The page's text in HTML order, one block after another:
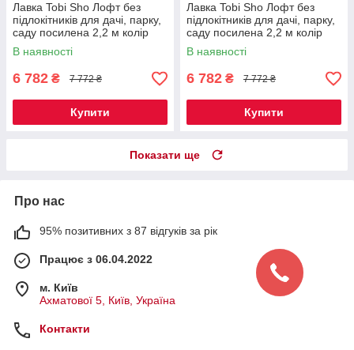
Лавка Tobi Sho Лофт без
підлокітників для дачі, парку,
саду посилена 2,2 м колір
горіх
В наявності
6 782 ₴ 7 772 ₴
Купити
Лавка Tobi Sho Лофт без
підлокітників для дачі, парку,
саду посилена 2,2 м колір
черешня
В наявності
6 782 ₴ 7 772 ₴
Купити
Показати ще
Про нас
95% позитивних з 87 відгуків за рік
Працює з 06.04.2022
м. Київ
Ахматової 5, Київ, Україна
Контакти